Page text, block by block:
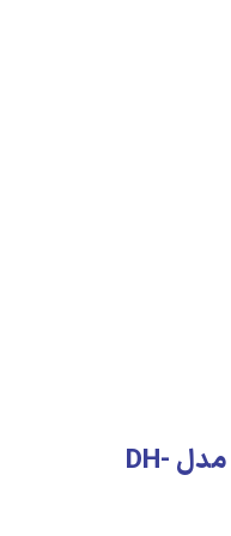
سوئیچ شبکه 6 پورت داهوا مدل DH-